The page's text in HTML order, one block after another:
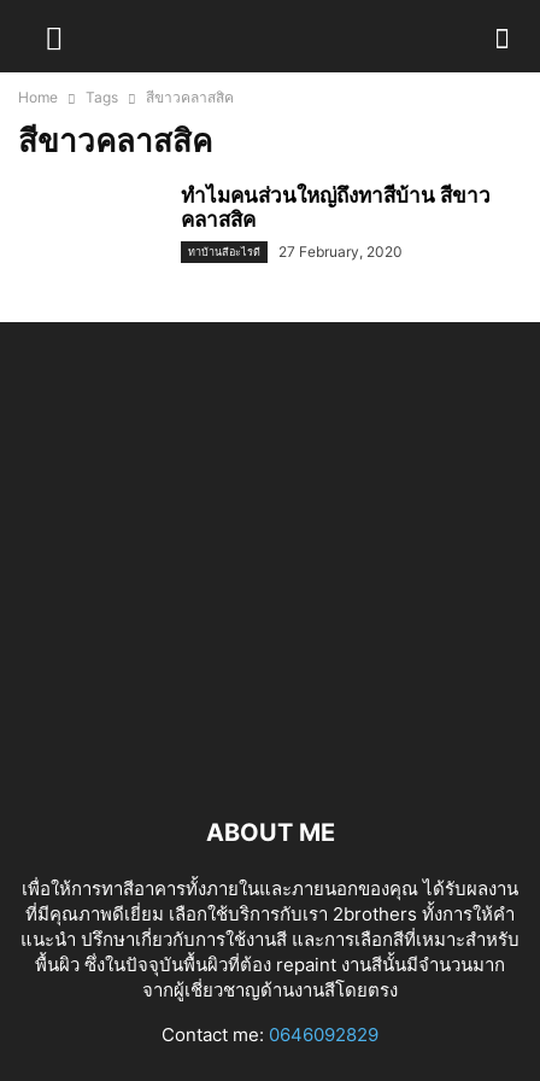
Home Tags สีขาวคลาสสิค
สีขาวคลาสสิค
ทำไมคนส่วนใหญ่ถึงทาสีบ้าน สีขาว
คลาสสิค
ทาบ้านสีอะไรดี 27 February, 2020
ABOUT ME
เพื่อให้การทาสีอาคารทั้งภายในและภายนอกของคุณ ได้รับผลงาน
ที่มีคุณภาพดีเยี่ยม เลือกใช้บริการกับเรา 2brothers ทั้งการให้คำ
แนะนำ ปรึกษาเกี่ยวกับการใช้งานสี และการเลือกสีที่เหมาะสำหรับ
พื้นผิว ซึ่งในปัจจุบันพื้นผิวที่ต้อง repaint งานสีนั้นมีจำนวนมาก
จากผู้เชี่ยวชาญด้านงานสีโดยตรงtv izle
Contact me: 0646092829